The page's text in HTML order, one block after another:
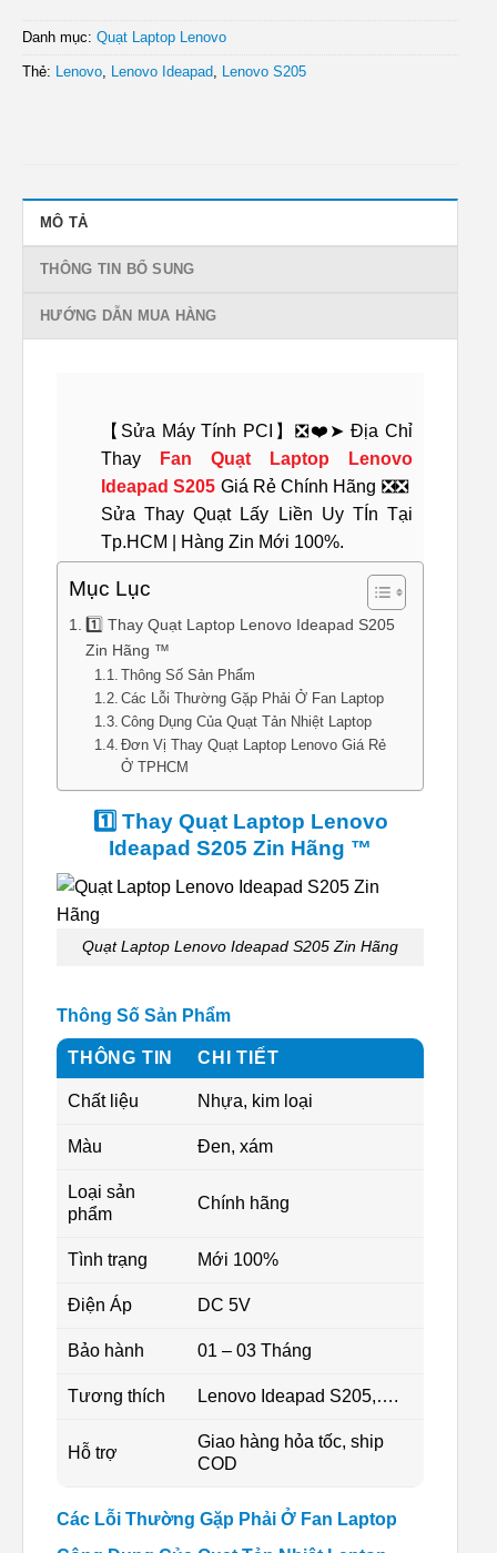
Danh mục: Quạt Laptop Lenovo
Thẻ: Lenovo, Lenovo Ideapad, Lenovo S205
MÔ TẢ
THÔNG TIN BỔ SUNG
HƯỚNG DẪN MUA HÀNG
【Sửa Máy Tính PCI】❎❤️➤ Địa Chỉ
Thay
Fan Quạt Laptop Lenovo
Ideapad S205 Giá Rẻ Chính Hãng ❎❎
Sửa Thay Quạt Lấy Liền Uy TÍn Tại
Tp.HCM | Hàng Zin Mới 100%.
Mục Lục
1️⃣ Thay Quạt Laptop Lenovo Ideapad S205
Zin Hãng ™
Thông Số Sản Phẩm
Các Lỗi Thường Gặp Phải Ở Fan Laptop
Công Dụng Của Quạt Tản Nhiệt Laptop
Đơn Vị Thay Quạt Laptop Lenovo Giá Rẻ
Ở TPHCM
1️⃣ Thay Quạt Laptop Lenovo
Ideapad S205 Zin Hãng ™
Quạt Laptop Lenovo Ideapad S205 Zin Hãng
Thông Số Sản Phẩm
THÔNG TIN CHI TIẾT
Chất liệu Nhựa, kim loại
Màu Đen, xám
Loại sản
phẩm
Chính hãng
Tình trạng Mới 100%
Điện Áp DC 5V
Bảo hành 01 – 03 Tháng
Tương thích Lenovo Ideapad S205,….
Hỗ trợ
Giao hàng hỏa tốc, ship
COD
Các Lỗi Thường Gặp Phải Ở Fan Laptop